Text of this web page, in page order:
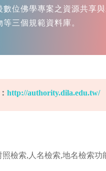
數位佛學專案之資源共享
三個規範資料庫。
http://authority.dila.edu.tw/
檢索,人名檢索,地名檢索功